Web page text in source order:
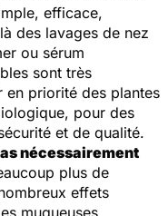
efficace,
des lavages de nez
ou sérum
sont très
en priorité des plantes
pour des
et de qualité.
nécessairement
plus de
effets
muqueuses,